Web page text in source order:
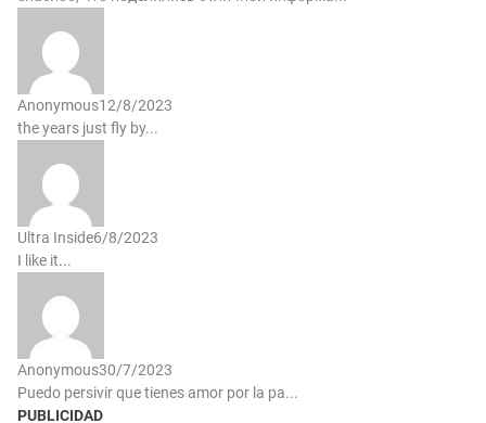
Anonymous12/8/2023
the years just fly by...
Ultra Inside6/8/2023
I like it...
Anonymous30/7/2023
Puedo persivir que tienes amor por la pa...
PUBLICIDAD